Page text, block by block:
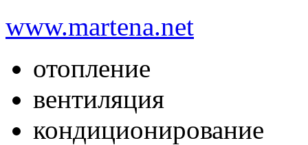
www.martena.net
отопление
вентиляция
кондиционирование